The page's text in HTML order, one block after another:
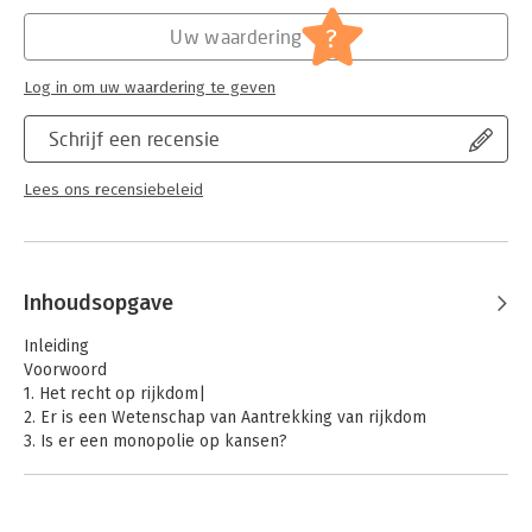
doelen. Hij bewerkte de Wattles klassieker in het Nederlands
en voegde bovendien een inleidend en afsluitend hoofdstuk
Mens en maatschappij
Schrijf een recensie
Lees ons recensiebeleid
Uw waardering ?
Log in om uw waardering te geven
Inhoudsopgave
Inleiding
Voorwoord
1. Het recht op rijkdom|
2. Er is een Wetenschap van Aantrekking van rijkdom
3. Is er een monopolie op kansen?